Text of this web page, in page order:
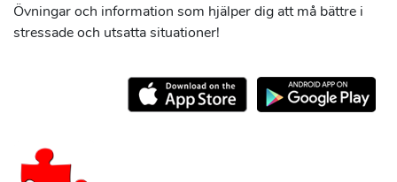
Övningar och information som hjälper dig att må bättre i
stressade och utsatta situationer!